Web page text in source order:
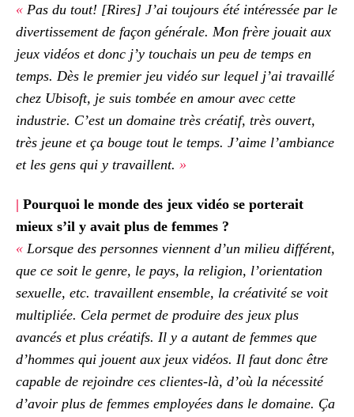
« Pas du tout! [Rires] J’ai toujours été intéressée par le
divertissement de façon générale. Mon frère jouait aux
jeux vidéos et donc j’y touchais un peu de temps en
temps. Dès le premier jeu vidéo sur lequel j’ai travaillé
chez Ubisoft, je suis tombée en amour avec cette
industrie. C’est un domaine très créatif, très ouvert,
très jeune et ça bouge tout le temps. J’aime l’ambiance
et les gens qui y travaillent. »
| Pourquoi le monde des jeux vidéo se porterait
mieux s’il y avait plus de femmes ?
« Lorsque des personnes viennent d’un milieu différent,
que ce soit le genre, le pays, la religion, l’orientation
sexuelle, etc. travaillent ensemble, la créativité se voit
multipliée. Cela permet de produire des jeux plus
avancés et plus créatifs. Il y a autant de femmes que
d’hommes qui jouent aux jeux vidéos. Il faut donc être
capable de rejoindre ces clientes-là, d’où la nécessité
d’avoir plus de femmes employées dans le domaine. Ça